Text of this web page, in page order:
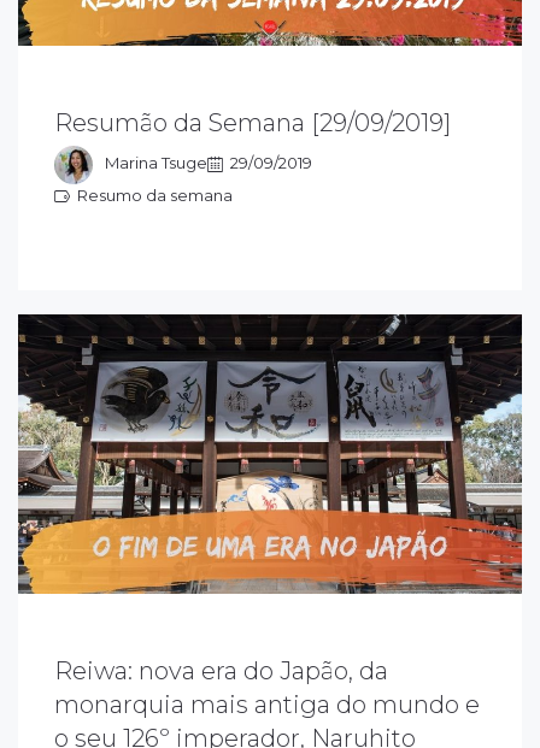
Resumão da Semana [29/09/2019]
Marina Tsuge
29/09/2019
Resumo da semana
Reiwa: nova era do Japão, da
monarquia mais antiga do mundo e
o seu 126º imperador, Naruhito
do trono, em vida, do atual
Akihito para o príncipe herdeiro